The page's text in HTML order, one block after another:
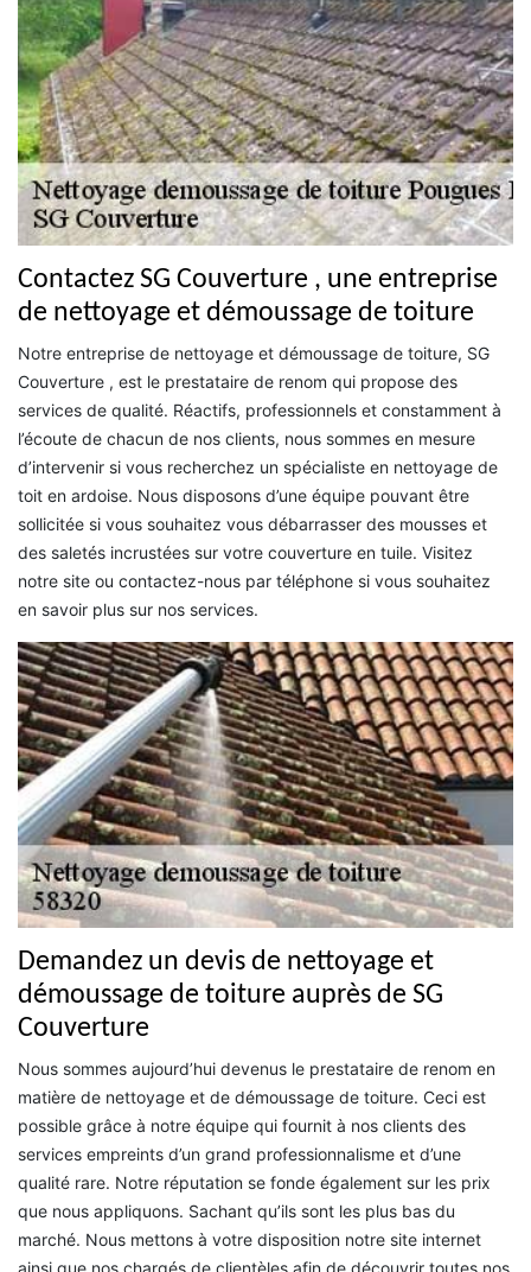
Contactez SG Couverture , une entreprise
de nettoyage et démoussage de toiture
Notre entreprise de nettoyage et démoussage de toiture, SG
Couverture , est le prestataire de renom qui propose des
services de qualité. Réactifs, professionnels et constamment à
l’écoute de chacun de nos clients, nous sommes en mesure
d’intervenir si vous recherchez un spécialiste en nettoyage de
toit en ardoise. Nous disposons d’une équipe pouvant être
sollicitée si vous souhaitez vous débarrasser des mousses et
des saletés incrustées sur votre couverture en tuile. Visitez
notre site ou contactez-nous par téléphone si vous souhaitez
en savoir plus sur nos services.
Demandez un devis de nettoyage et
démoussage de toiture auprès de SG
Couverture
Nous sommes aujourd’hui devenus le prestataire de renom en
matière de nettoyage et de démoussage de toiture. Ceci est
possible grâce à notre équipe qui fournit à nos clients des
services empreints d’un grand professionnalisme et d’une
qualité rare. Notre réputation se fonde également sur les prix
que nous appliquons. Sachant qu’ils sont les plus bas du
marché. Nous mettons à votre disposition notre site internet
ainsi que nos chargés de clientèles afin de découvrir toutes nos